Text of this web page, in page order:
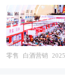
品牌故事的
业不断创新，
目前，白酒营
态势。一方面
零售 白酒营销